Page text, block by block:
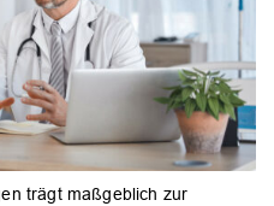
trägt maßgeblich zur